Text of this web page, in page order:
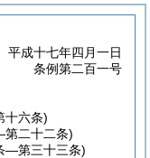
平成十七年四月一日
条例第二百一号
六条)
二十二条)
―第三十三条)